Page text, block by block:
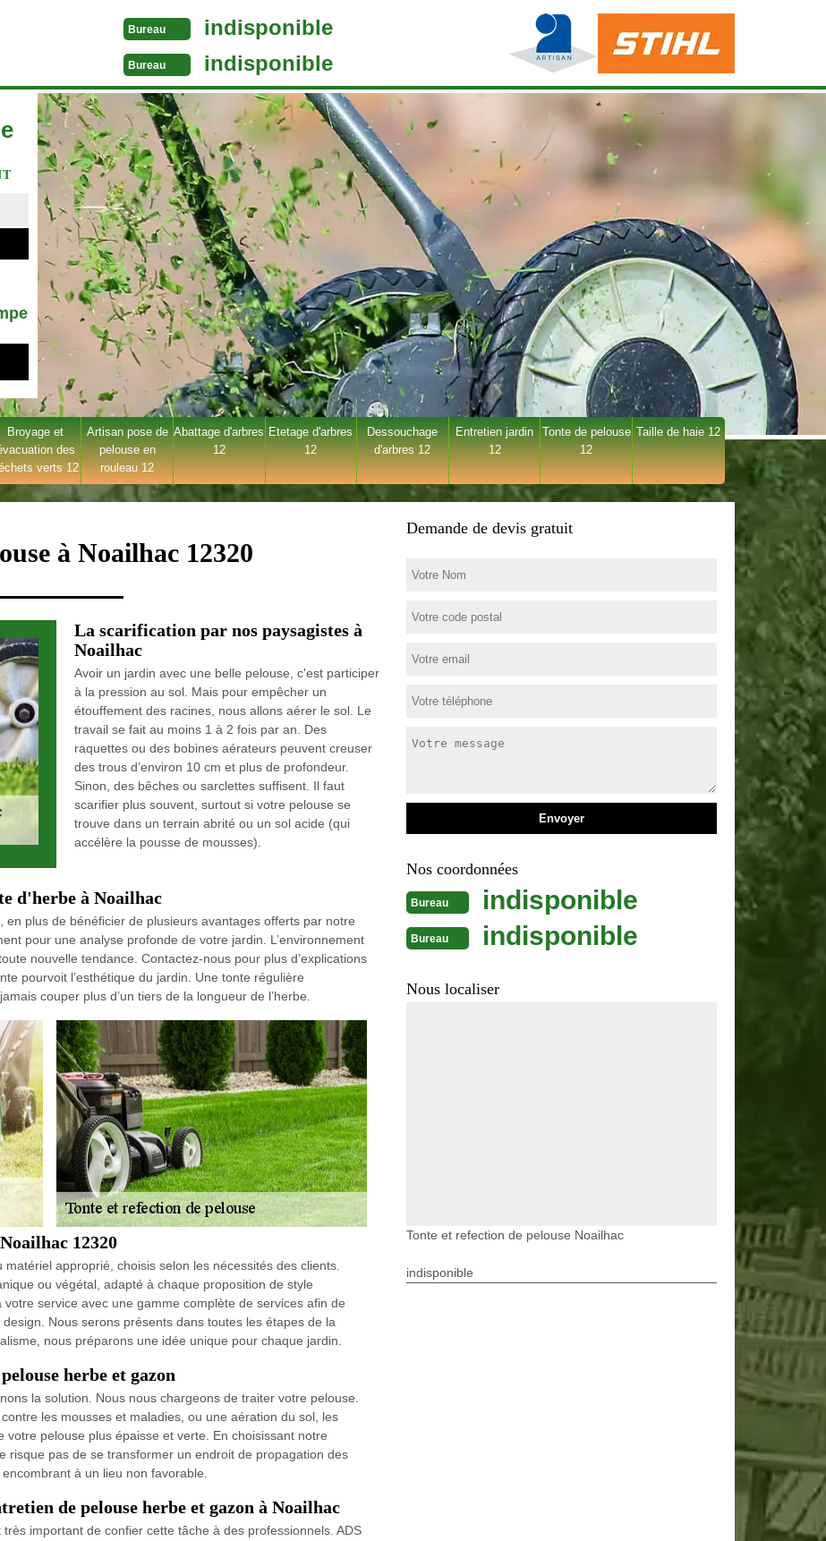
Bureau indisponible
Bureau indisponible
Broyage et
des
verts 12
Artisan pose de
pelouse en
rouleau 12
Abattage d'arbres
12
Etetage d'arbres
12
Dessouchage
d'arbres 12
Entretien jardin
12
Tonte de pelouse
12
Taille de haie 12
à Noailhac 12320
La scarification par nos paysagistes à
Noailhac
Avoir un jardin avec une belle pelouse, c'est participer
à la pression au sol. Mais pour empêcher un
étouffement des racines, nous allons aérer le sol. Le
travail se fait au moins 1 à 2 fois par an. Des
raquettes ou des bobines aérateurs peuvent creuser
des trous d’environ 10 cm et plus de profondeur.
Sinon, des bêches ou sarclettes suffisent. Il faut
scarifier plus souvent, surtout si votre pelouse se
trouve dans un terrain abrité ou un sol acide (qui
accélère la pousse de mousses).
d'herbe à Noailhac
plus de bénéficier de plusieurs avantages offerts par notre
pour une analyse profonde de votre jardin. L’environnement
nouvelle tendance. Contactez-nous pour plus d’explications
pourvoit l’esthétique du jardin. Une tonte régulière
couper plus d’un tiers de la longueur de l’herbe.
12320
approprié, choisis selon les nécessités des clients.
ou végétal, adapté à chaque proposition de style
service avec une gamme complète de services afin de
Nous serons présents dans toutes les étapes de la
nous préparons une idée unique pour chaque jardin.
herbe et gazon
la solution. Nous nous chargeons de traiter votre pelouse.
les mousses et maladies, ou une aération du sol, les
pelouse plus épaisse et verte. En choisissant notre
risque pas de se transformer un endroit de propagation des
à un lieu non favorable.
de pelouse herbe et gazon à Noailhac
très important de confier cette tâche à des professionnels. ADS
Demande de devis gratuit
Nos coordonnées
Bureau indisponible
Bureau indisponible
Nous localiser
Tonte et refection de pelouse Noailhac
indisponible